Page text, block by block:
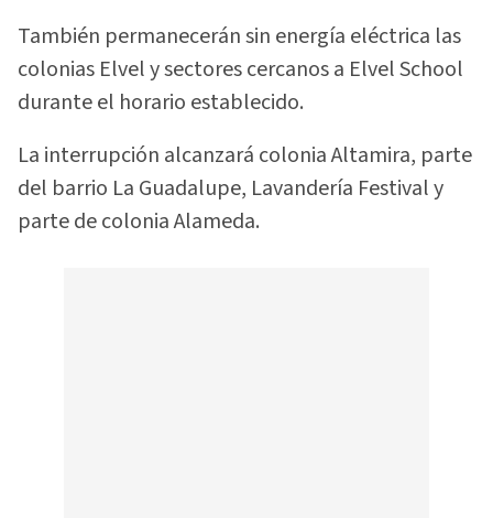
También permanecerán sin energía eléctrica las
colonias Elvel y sectores cercanos a Elvel School
durante el horario establecido.
La interrupción alcanzará colonia Altamira, parte
del barrio La Guadalupe, Lavandería Festival y
parte de colonia Alameda.